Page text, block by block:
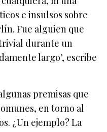
e insulsos sobre
Fue alguien que
durante un
largo’, escribe
premisas que
en torno al
¿Un ejemplo? La